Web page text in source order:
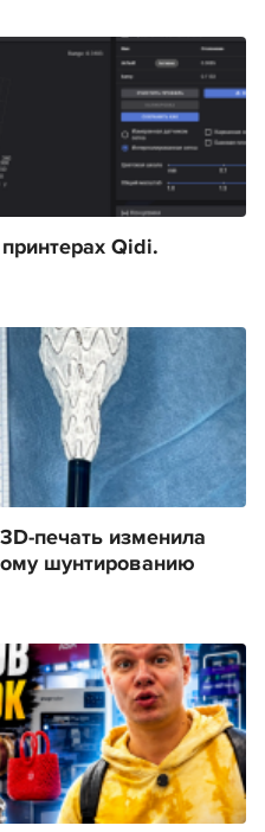
Qidi.
печать изменила
шунтированию